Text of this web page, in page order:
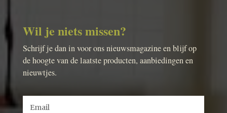
Wil je niets missen?
Schrijf je dan in voor ons nieuwsmagazine en blijf op
de hoogte van de laatste producten, aanbiedingen en
nieuwtjes.